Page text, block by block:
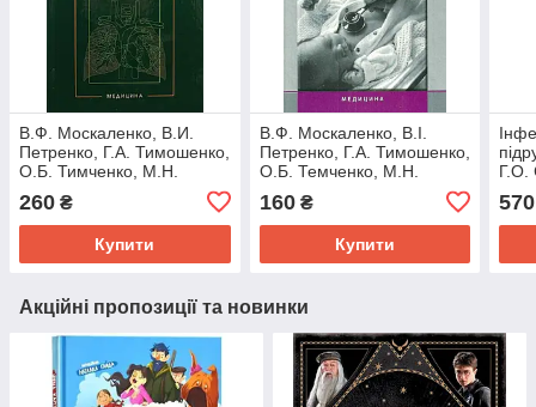
В.Ф. Москаленко, В.И.
Петренко, Г.А. Тимошенко,
О.Б. Тимченко, М.Н.
учебное пособие"
260 ₴
Купити
В.Ф. Москаленко, В.І.
Петренко, Г.А. Тимошенко,
О.Б. Темченко, М.Н.
навчальний посібник"
160₴
Купити
Г.О.
570
Акційні пропозиції та новинки